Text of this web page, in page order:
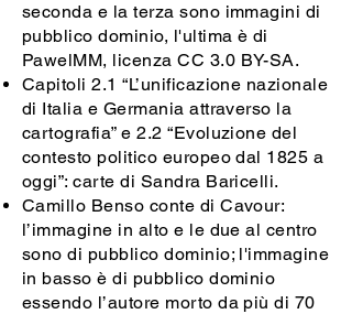
seconda e la terza sono immagini di
pubblico dominio, l'ultima è di
PawelMM, licenza CC 3.0 BY-SA.
Capitoli 2.1 “L’unificazione nazionale
di Italia e Germania attraverso la
cartografia” e 2.2 “Evoluzione del
contesto politico europeo dal 1825 a
oggi”: carte di Sandra Baricelli.
Camillo Benso conte di Cavour:
l’immagine in alto e le due al centro
sono di pubblico dominio; l'immagine
in basso è di pubblico dominio
essendo l’autore morto da più di 70